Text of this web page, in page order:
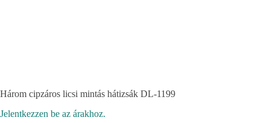
Három cipzáros licsi mintás hátizsák DL-1199
Jelentkezzen be az árakhoz.